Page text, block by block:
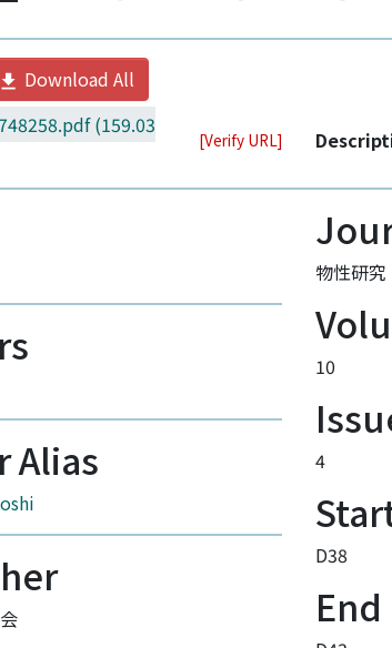
Download All
(159.03
[Verify URL]
Alias
物性研究
10
4
D38